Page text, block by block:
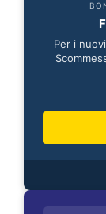
Per i